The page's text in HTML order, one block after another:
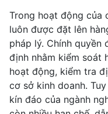
Trong hoạt động của
luôn được đặt lên
pháp lý. Chính
định nhằm kiểm soát
hoạt động, kiểm tra
cơ sở kinh doanh.
kín đáo của ngành